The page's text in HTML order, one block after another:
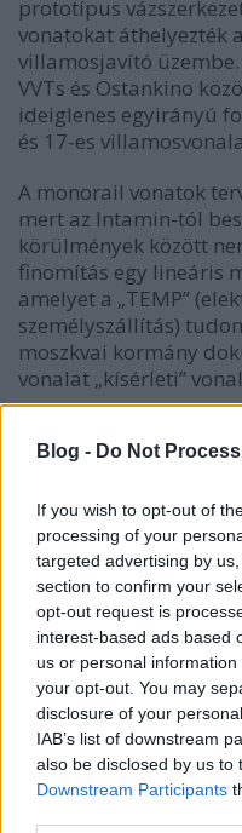
Blog - Do Not
If you wish to opt-out of
processing of your
targeted advertising by
section to confirm your
opt-out request is
interest-based ads based
us or personal
your opt-out. You may
disclosure of your
IAB’s list of downstream
also be disclosed by us to
Downstream Participants
prototípus
vonatokat áthelyezték
villamosjavító
VVTs és Ostankino
ideiglenes egyirányú
és 17-es
A monorail vonatok
mert az Intamin-tól
körülmények között
finomítás egy lineáris
amelyet a „TEMP”
személyszállítás)
moszkvai kormány
vonalat „kísérleti”
Infrastruktúra
állomás két szinten
lépcső, mozgólépcső
közlekedést. A hat
épült, vagyis csak egy
peron mindkét
Úlitsa Akadémika
sziget elven épült.
peron mindkét
volna, két peron volt,
oldalról közelíthették
Az egysínű még
Wikimedia Commons)